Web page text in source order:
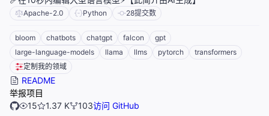
Apache-2.0 Python 28提交数
bloom chatbots chatgpt falcon
gpt
large-language-models
llama llms pytorch
transformers
定制我的领域
README
举报项目
15
1.37 K 103访问 GitHub